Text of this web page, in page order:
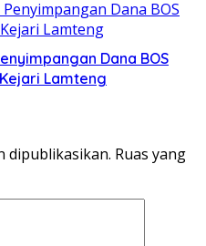
Dana BOS
Lamteng
dipublikasikan. Ruas yang